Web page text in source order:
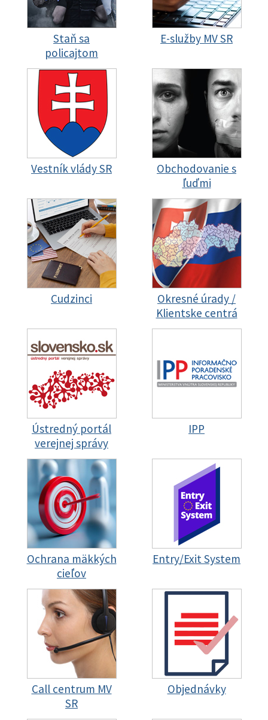
Staň sa
policajtom
E-služby MV SR
Vestník vlády SR
Obchodovanie s
ľuďmi
Cudzinci
Okresné úrady /
Klientske centrá
Ústredný portál
verejnej správy
IPP
Ochrana mäkkých
cieľov
Entry/Exit System
Call centrum MV
SR
Objednávky